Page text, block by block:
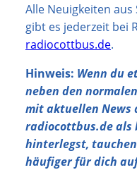
Alle Neuigkeiten
gibt es jederzeit bei
radiocottbus.de.
Hinweis: Wenn du
neben den
mit aktuellen News
radiocottbus.de als
hinterlegst,
häufiger für dich